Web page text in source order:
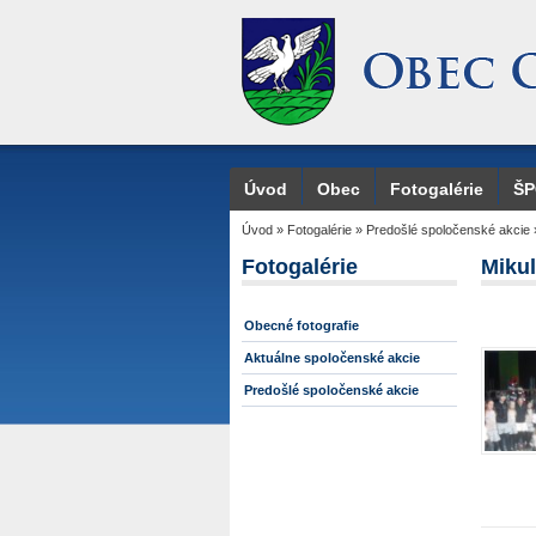
Úvod Obec Fotogalérie
Úvod » Fotogalérie » Predošlé spoločenské akcie
Fotogalérie
Obecné fotografie
Aktuálne spoločenské akcie
Predošlé spoločenské akcie